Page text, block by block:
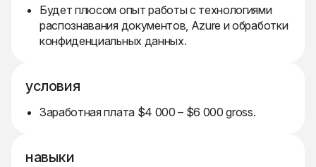
Будет плюсом опыт работы с технологиями
распознавания документов, Azure и обработки
конфиденциальных данных.
условия
Заработная плата $4 000 – $6 000 gross.
навыки